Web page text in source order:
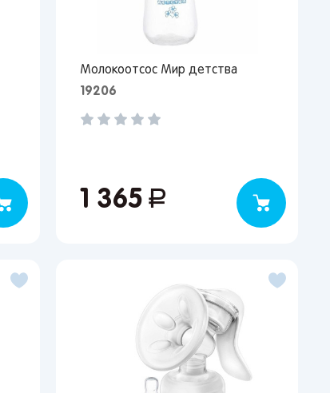
Молокоотсос Мир детства
19206
1 365руб.